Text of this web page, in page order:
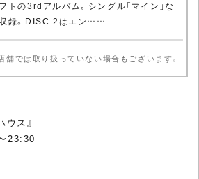
トの3rdアルバム。シングル「マイン」な
録。DISC 2はエン……
舗では取り扱っていない場合もございます。
ス』
23:30